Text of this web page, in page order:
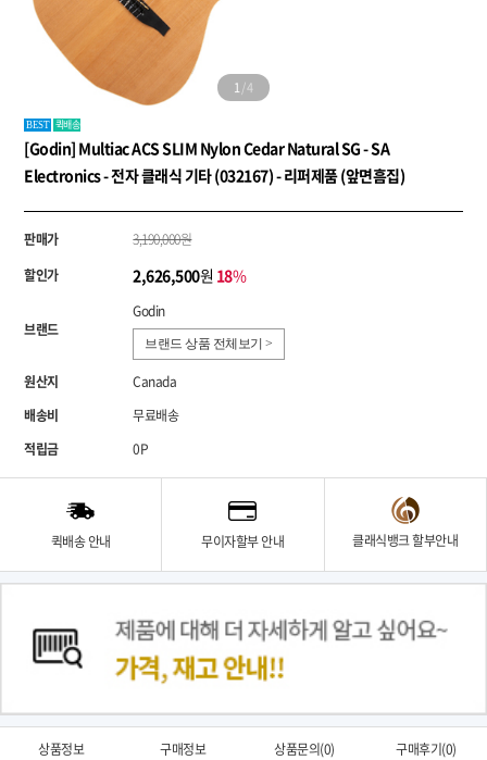
2/4
BEST 퀵배송
[Godin] Multiac ACS SLIM Nylon Cedar Natural SG - SA
Electronics - 전자 클래식 기타 (032167) - 리퍼제품 (앞면흠집)
판매가
3,190,000원
할인가
2,626,500원 18%
브랜드
Godin
브랜드 상품 전체보기 >
원산지
Canada
배송비
무료배송
적립금
0P
퀵배송 안내 무이자할부 안내 클래식뱅크 할부안내
상품정보 구매정보 상품문의(0) 구매후기(0)